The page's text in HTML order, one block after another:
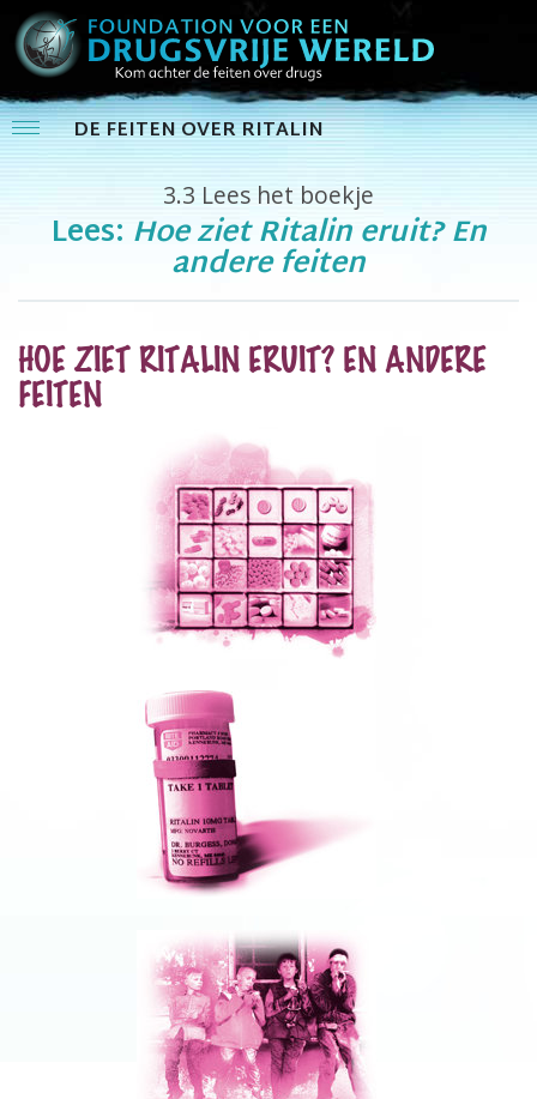
DE FEITEN OVER RITALIN
3.3 Lees het boekje
Lees: Hoe ziet Ritalin eruit? En
andere feiten
HOE ZIET RITALIN ERUIT? EN ANDERE
FEITEN